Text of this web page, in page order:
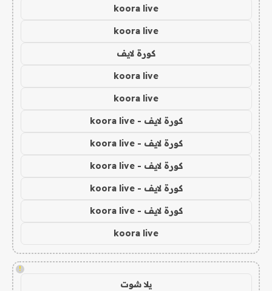
koora live
koora live
كورة لايف
koora live
koora live
كورة لايف - koora live
كورة لايف - koora live
كورة لايف - koora live
كورة لايف - koora live
كورة لايف - koora live
koora live
!
يلا شوت